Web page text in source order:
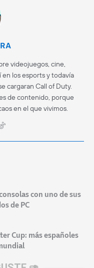
videojuegos, cine,
los esports y todavía
cargaran Call of Duty.
de contenido, porque
en el que vivimos.
con uno de sus
de PC
Cup: más españoles